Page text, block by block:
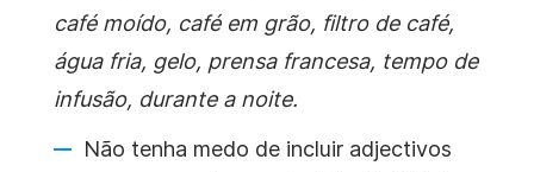
café moído, café em grão, filtro de café,
água fria, gelo, prensa francesa, tempo de
infusão, durante a noite.
Não tenha medo de incluir adjectivos